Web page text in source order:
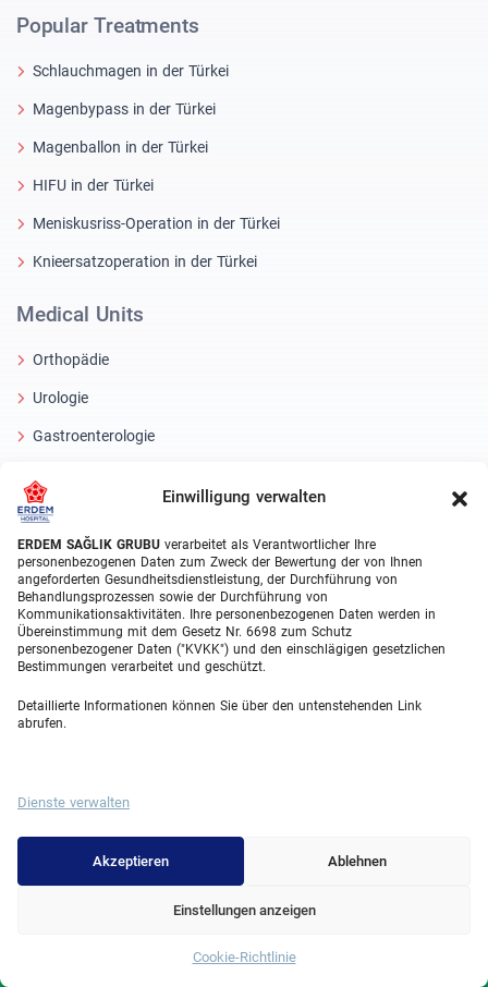
Einwilligung verwalten
ERDEM SAĞLIK GRUBU verarbeitet als Verantwortlicher Ihre
personenbezogenen Daten zum Zweck der Bewertung der von Ihnen
angeforderten Gesundheitsdienstleistung, der Durchführung von
Behandlungsprozessen sowie der Durchführung von
Kommunikationsaktivitäten. Ihre personenbezogenen Daten werden in
Übereinstimmung mit dem Gesetz Nr. 6698 zum Schutz
personenbezogener Daten ("KVKK") und den einschlägigen gesetzlichen
Bestimmungen verarbeitet und geschützt.
Detaillierte Informationen können Sie über den untenstehenden Link
abrufen.
Dienste verwalten
Akzeptieren Ablehnen
Einstellungen anzeigen
Cookie-Richtlinie
Popular Treatments
Schlauchmagen in der Türkei
Magenbypass in der Türkei
Magenballon in der Türkei
HIFU in der Türkei
Meniskusriss-Operation in der Türkei
Knieersatzoperation in der Türkei
Medical Units
Orthopädie
Urologie
Gastroenterologie
Plastische Chirurgie
Haartransplantationsbehandlungen
Zahnbehandlungen Türkei
Laser Eye
About Erdem
Über uns
Medizinisches Team
Blog
Whatsapp